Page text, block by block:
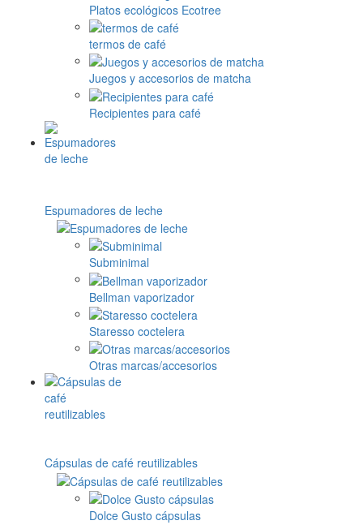
Platos ecológicos Ecotree
termos de café
Juegos y accesorios de matcha
Recipientes para café
Espumadores de leche
Subminimal
Bellman vaporizador
Staresso coctelera
Otras marcas/accesorios
Cápsulas de café reutilizables
Dolce Gusto cápsulas